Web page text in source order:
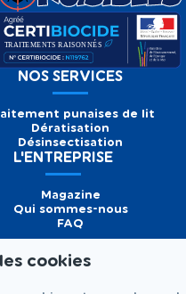
NOS SERVICES
punaises de lit
Dératisation
Désinsectisation
L'ENTREPRISE
Magazine
Qui sommes-nous
FAQ
Formulaire de
cookies